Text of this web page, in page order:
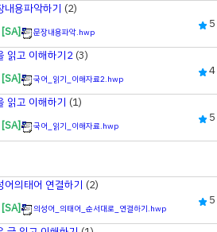
내용파악하기 (2)
[SA]
문장내용파악.hwp
5
읽고 이해하기2(3)
[SA]
국어_읽기_이해자료2.hwp
4
읽고 이해하기 (1)
[SA]
국어_읽기_이해자료.hwp
5
어의태어 연결하기 (2)
[SA]
의성어_의태어_순서대로_연결하기.hwp
5